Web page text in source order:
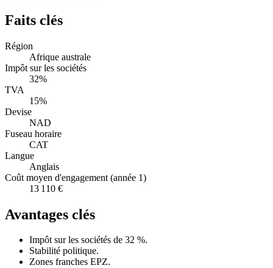
Faits clés
Région
Afrique australe
Impôt sur les sociétés
32%
TVA
15%
Devise
NAD
Fuseau horaire
CAT
Langue
Anglais
Coût moyen d'engagement (année 1)
13 110 €
Avantages clés
Impôt sur les sociétés de 32 %.
Stabilité politique.
Zones franches EPZ.